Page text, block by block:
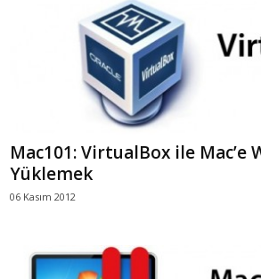
Mac101: VirtualBox ile Mac’e
Yüklemek
06 Kasım 2012